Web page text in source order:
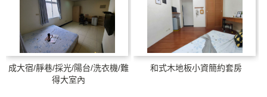
成大宿/靜巷/採光/陽台/洗衣機/難
得大室內
和式木地板小資簡約套房